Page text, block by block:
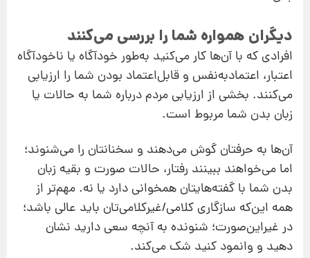
دیگران همواره شما را بررسی می‌کنند
افرادی که با آن‌ها کار می‌کنید به‌طور خودآگاه یا ناخودآگاه
اعتبار، اعتماد‌به‌نفس و قابل‌اعتماد بودن شما را ارزیابی
می‌کنند. بخشی از ارزیابی مردم درباره شما به حالات یا
زبان بدن شما مربوط است.
آن‌ها به حرفتان گوش می‌دهند و سخنانتان را می‌شنوند؛
اما می‌خواهند ببینند رفتار، حالات صورت و بقیه زبان
بدن‌‌ شما با گفته‌هایتان همخوانی دارد یا نه. مهم‌تر از
همه این‌که سازگاری کلامی/غیرکلامی‌تان باید عالی باشد؛
در غیراین‌صورت؛ شنونده به آنچه سعی دارید نشان
دهید و وانمود کنید شک می‌کند.